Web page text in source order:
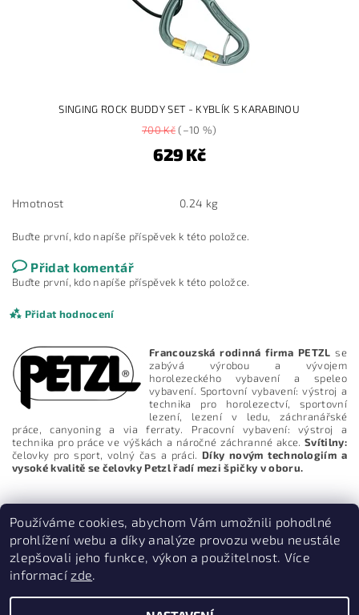
SINGING ROCK BUDDY SET - KYBLÍK S KARABINOU
700 Kč(–10 %)
629 Kč
Hmotnost 0.24 kg
Buďte první, kdo napíše příspěvek k této položce.
Přidat komentář
Buďte první, kdo napíše příspěvek k této položce.
Přidat hodnocení
Vložením hodnocení souhlasíte s podmínkami ochrany
osobních údajů
Francouzská rodinná firma PETZL se
zabývá výrobou a vývojem
horolezeckého vybavení a speleo
vybavení. Sportovní vybavení: výstroj a
technika pro horolezectví, sportovní
lezení, lezení v ledu, záchranářské
práce, canyoning a via ferraty. Pracovní vybavení: výstroj a
technika pro práce ve výškách a náročné záchranné akce.Svítilny:
čelovky pro sport, volný čas a práci. Díky novým technologiím a
vysoké kvalitě se čelovky Petzl řadí mezi špičky v oboru.
PruvodceNakopce.Cz
Používáme cookies, abychom Vám umožnili pohodlné
prohlížení webu a díky analýze provozu webu neustále
zlepšovali jeho funkce, výkon a použitelnost. Více
informacízde.